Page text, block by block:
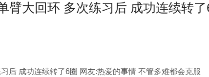
臂大回环 多次练习后 成功连续转
后 成功连续转了6圈 网友:热爱的事情 不管多难都会克服